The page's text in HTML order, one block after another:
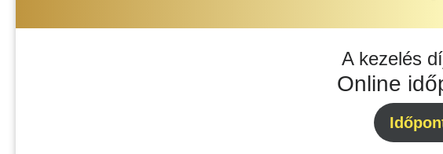
A kezelés
Online